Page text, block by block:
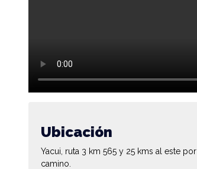
Ubicación
Yacui, ruta 3 km 565 y 25 kms al este por
camino.